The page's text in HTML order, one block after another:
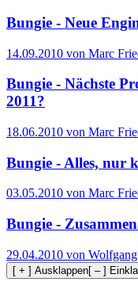
Bungie - Neue
14.09.2010 von Marc
Bungie - Nächste
2011?
18.06.2010 von Marc
Bungie - Alles, nur
03.05.2010 von Marc
Bungie -
29.04.2010 von
[ + ] Ausklappen[ – ]